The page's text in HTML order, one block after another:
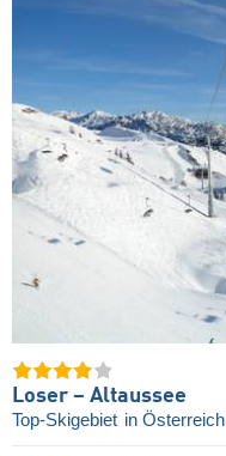
Loser – Altaussee
Top-Skigebiet in Österreich